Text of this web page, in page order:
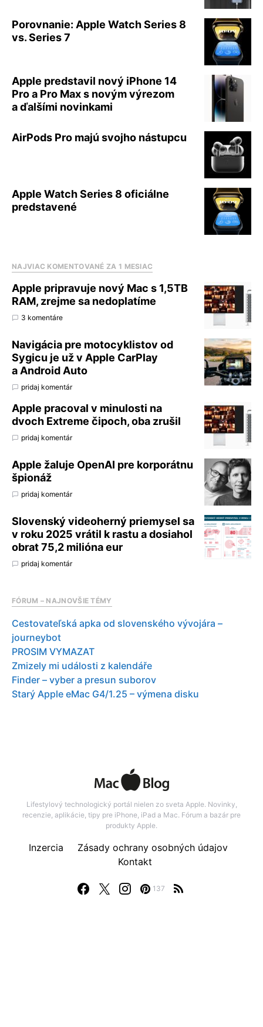
Porovnanie: Apple Watch Series 8
vs. Series 7
Apple predstavil nový iPhone 14
Pro a Pro Max s novým výrezom
a ďalšími novinkami
AirPods Pro majú svojho nástupcu
Apple Watch Series 8 oficiálne
predstavené
NAJVIAC KOMENTOVANÉ ZA 1 MESIAC
Apple pripravuje nový Mac s 1,5TB
RAM, zrejme sa nedoplatíme
3 komentáre
Navigácia pre motocyklistov od
Sygicu je už v Apple CarPlay
a Android Auto
pridaj komentár
Apple pracoval v minulosti na
dvoch Extreme čipoch, oba zrušil
pridaj komentár
Apple žaluje OpenAI pre korporátnu
špionáž
pridaj komentár
Slovenský videoherný priemysel sa
v roku 2025 vrátil k rastu a dosiahol
obrat 75,2 milióna eur
pridaj komentár
FÓRUM – NAJNOVŠIE TÉMY
Cestovateľská apka od slovenského vývojára –
journeybot
PROSIM VYMAZAT
Zmizely mi události z kalendáře
Finder – vyber a presun suborov
Starý Apple eMac G4/1.25 – výmena disku
Lifestylový technologický portál nielen zo sveta Apple. Novinky,
recenzie, aplikácie, tipy pre iPhone, iPad a Mac. Fórum a bazár pre
produkty Apple.
137
Inzercia
Zásady ochrany osobných údajov
Kontakt